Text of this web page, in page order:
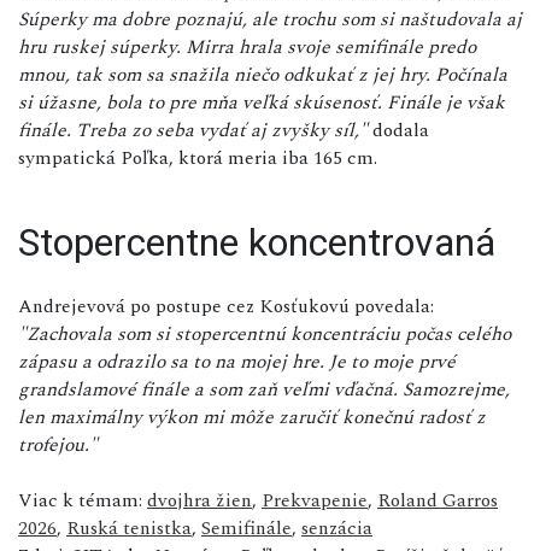
Súperky ma dobre poznajú, ale trochu som si naštudovala aj
hru ruskej súperky. Mirra hrala svoje semifinále predo
mnou, tak som sa snažila niečo odkukať z jej hry. Počínala
si úžasne, bola to pre mňa veľká skúsenosť. Finále je však
finále. Treba zo seba vydať aj zvyšky síl,"dodala
sympatická Poľka, ktorá meria iba 165 cm.
Stopercentne koncentrovaná
Andrejevová po postupe cez Kosťukovú povedala:
"Zachovala som si stopercentnú koncentráciu počas celého
zápasu a odrazilo sa to na mojej hre. Je to moje prvé
grandslamové finále a som zaň veľmi vďačná. Samozrejme,
len maximálny výkon mi môže zaručiť konečnú radosť z
trofejou."
Viac k témam: dvojhra žien, Prekvapenie, Roland Garros
2026, Ruská tenistka, Semifinále, senzácia